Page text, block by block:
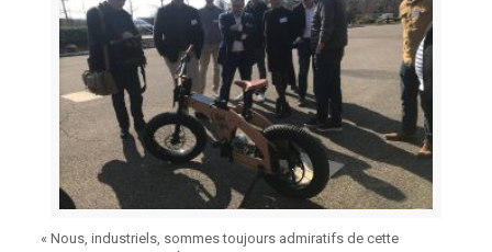
« Nous, industriels, sommes toujours admiratifs de cette